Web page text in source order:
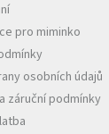
pro miminko
osobních údajů
záruční podmínky